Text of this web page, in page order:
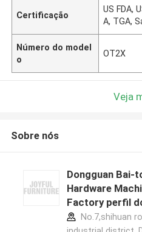
Certificação
US FDA,
A, TGA,
Número do model
o
OT2X
Veja
Sobre nós
Dongguan Bai-
Hardware
Factory perfil
No.7,shihuan